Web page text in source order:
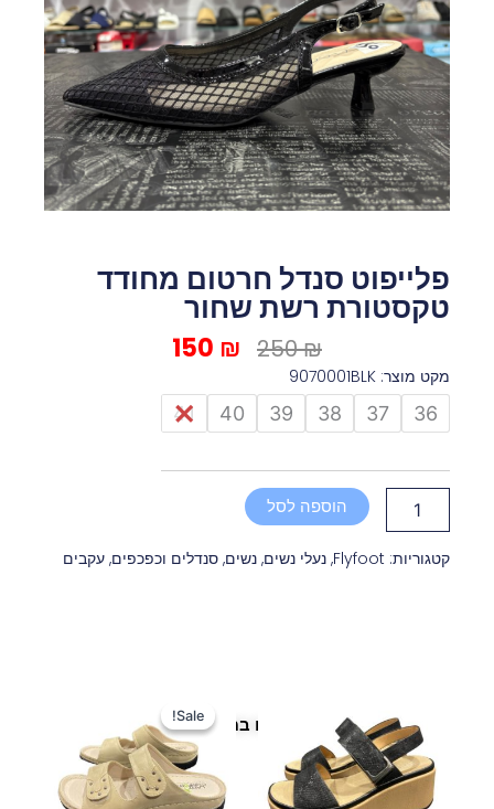
פלייפוט סנדל חרטום מחודד
טקסטורת רשת שחור
250₪ המחיר
היה:
250 ₪.
150 ₪
הוא:
מקט מוצר: 9070001BLK
36
37
38
39
40
41
כמות
של
חרטום
מחודד
טקסטורת
רשת
הוספה לסל
קטגוריות: Flyfoot
, נעלי נשים, נשים, סנדלים וכפכפים, עקבים
פריטים נוספים במיוחד בשבילך
Sale!
Sale!
היה:
200 ₪.
150 ₪.